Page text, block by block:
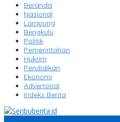
Beranda
Nasional
Lampung
Bengkulu
Politik
Pemerintahan
Hukrim
Pendidikan
Ekonomi
Advertorial
Indeks Berita